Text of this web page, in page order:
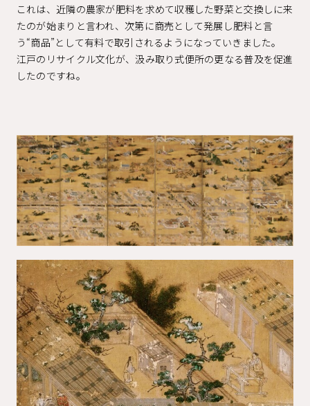
これは、近隣の農家が肥料を求めて収穫した野菜と交換しに来
たのが始まりと言われ、次第に商売として発展し肥料と言
う“商品”として有料で取引されるようになっていきました。
江戸のリサイクル文化が、汲み取り式便所の更なる普及を促進
したのですね。